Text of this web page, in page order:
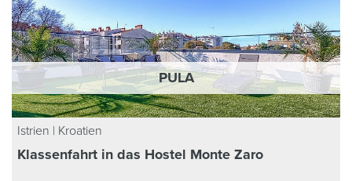
PULA
Istrien | Kroatien
Klassenfahrt in das Hostel Monte Zaro